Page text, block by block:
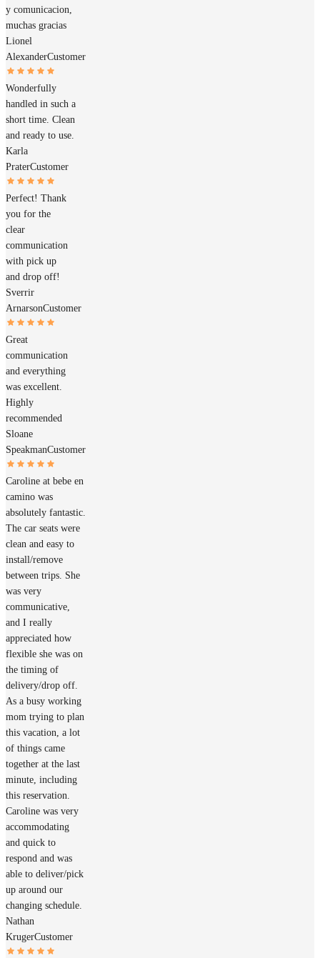
y comunicacion,
muchas gracias
Lionel
AlexanderCustomer
Wonderfully
handled in such a
short time. Clean
and ready to use.
Karla
PraterCustomer
Perfect! Thank
you for the
clear
communication
with pick up
and drop off!
Sverrir
ArnarsonCustomer
Great
communication
and everything
was excellent.
Highly
recommended
Sloane
SpeakmanCustomer
Caroline at bebe en
camino was
absolutely fantastic.
The car seats were
clean and easy to
install/remove
between trips. She
was very
communicative,
and I really
appreciated how
flexible she was on
the timing of
delivery/drop off.
As a busy working
mom trying to plan
this vacation, a lot
of things came
together at the last
minute, including
this reservation.
Caroline was very
accommodating
and quick to
respond and was
able to deliver/pick
up around our
changing schedule.
Nathan
KrugerCustomer